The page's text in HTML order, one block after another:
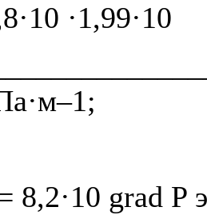
·1,99·10
8,2·10 grad P